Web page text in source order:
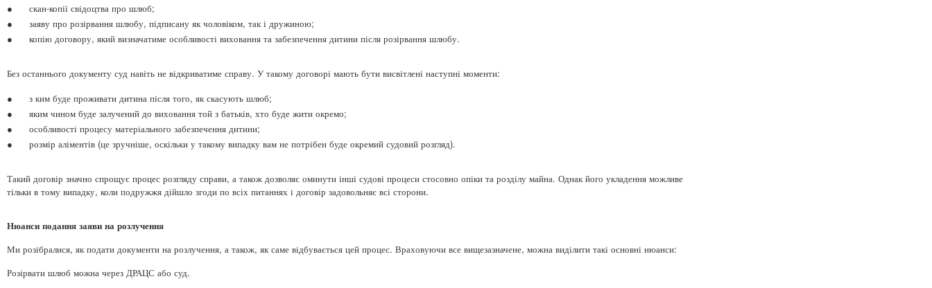
●
скан-копії свідоцтва про шлюб;
●
заяву про розірвання шлюбу, підписану як чоловіком, так і дружиною;
●
копію договору, який визначатиме особливості виховання та забезпечення дитини після розірвання шлюбу.
Без останнього документу суд навіть не відкриватиме справу. У такому договорі мають бути висвітлені наступні моменти:
●
з ким буде проживати дитина після того, як скасують шлюб;
●
яким чином буде залучений до виховання той з батьків, хто буде жити окремо;
●
особливості процесу матеріального забезпечення дитини;
●
розмір аліментів (це зручніше, оскільки у такому випадку вам не потрібен буде окремий судовий розгляд).
Такий договір значно спрощує процес розгляду справи, а також дозволяє оминути інші судові процеси стосовно опіки та розділу майна. Однак його укладення можливе
тільки в тому випадку, коли подружжя дійшло згоди по всіх питаннях і договір задовольняє всі сторони.
Нюанси подання заяви на розлучення
Ми розібралися, як подати документи на розлучення, а також, як саме відбувається цей процес. Враховуючи все вищезазначене, можна виділити такі основні нюанси:
Розірвати шлюб можна через ДРАЦС або суд.